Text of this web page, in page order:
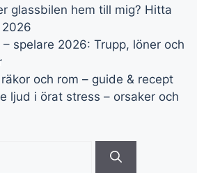
glassbilen hem till mig? Hitta
– spelare 2026: Trupp, löner och
och rom – guide & recept
ljud i örat stress – orsaker och